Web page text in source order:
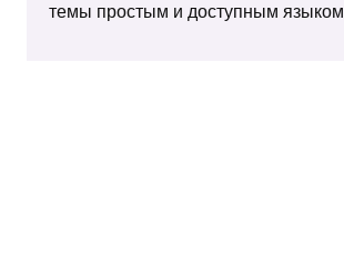
темы простым и доступным языком